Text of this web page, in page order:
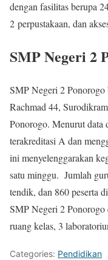
dengan fasilitas berupa
2 perpustakaan, dan
SMP Negeri 2
SMP Negeri 2
Rachmad 44,
Ponorogo. Menurut
terakreditasi A dan
ini menyelenggarakan
satu minggu. Jumlah
tendik, dan 860 peserta
SMP Negeri 2 Ponorogo
ruang kelas, 3
Categories: Pendidikan